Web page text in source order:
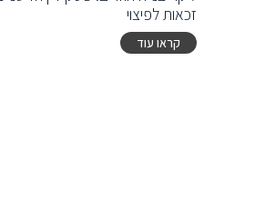
זכאות לפיצוי
קראו עוד